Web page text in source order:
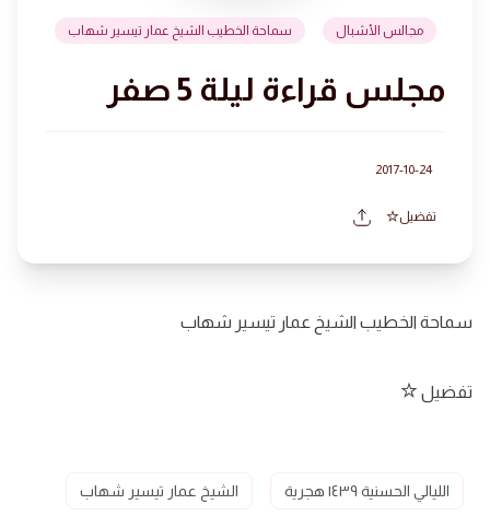
مجالس الأشبال سماحة الخطيب الشيخ عمار تيسير شهاب
مجلس قراءة ليلة 5 صفر
2017-10-24
تفضيل
سماحة الخطيب الشيخ عمار تيسير شهاب
تفضيل
الليالي الحسنية ١٤٣٩ هجرية الشيخ عمار تيسير شهاب